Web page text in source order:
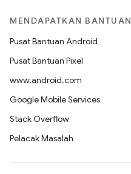
MENDAPATKAN BANTUAN
Pusat Bantuan Android
Pusat Bantuan Pixel
www.android.com
Google Mobile Services
Stack Overflow
Pelacak Masalah